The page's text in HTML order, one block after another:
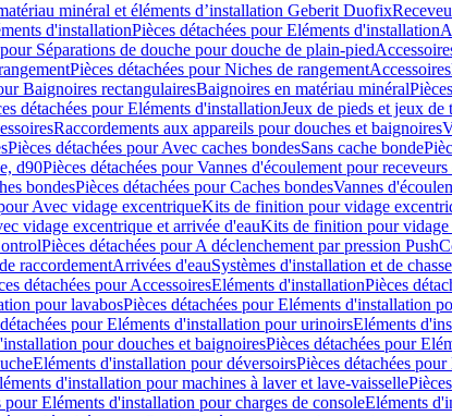
minéral et éléments d’installation Geberit Duofix
d'installationPièces détachées pour Eléments d'installation
Séparations de douche pour douche de plain-pied
Pièces détachées pour Niches de rangementAccessoires
Baignoires rectangulairesBaignoires en matériau minéral
détachées pour Eléments d'installationJeux de pieds et jeux de
Raccordements aux appareils pour douches et baignoires
Pièces détachées pour Avec caches bondesSans cache bonde
d90Pièces détachées pour Vannes d'écoulement pour
bondesPièces détachées pour Caches bondesVannes
Avec vidage excentriqueKits de finition pour vidage
vidage excentrique et arrivée d'eauKits de finition pour vidage
Pièces détachées pour A déclenchement par pression
raccordementArrivées d'eauSystèmes d'installation et de
détachées pour AccessoiresEléments d'installationPièces
pour lavabosPièces détachées pour Eléments d'installation
pour Eléments d'installation pour urinoirsEléments
pour douches et baignoiresPièces détachées pour
Eléments d'installation pour déversoirsPièces détachées
d'installation pour machines à laver et lave-vaisselle
pour Eléments d'installation pour charges de consoleEléments